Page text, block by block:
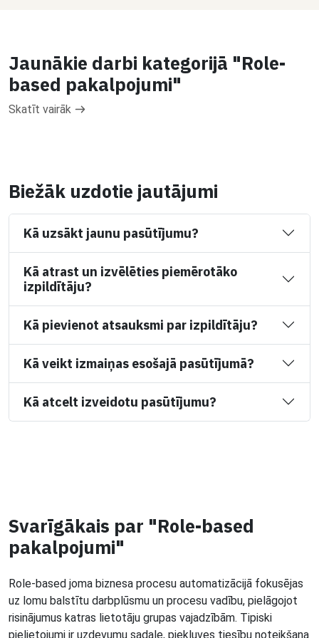
Jaunākie darbi kategorijā "Role-
based pakalpojumi"
Skatīt vairāk
Biežāk uzdotie jautājumi
Kā uzsākt jaunu pasūtījumu?
Kā atrast un izvēlēties piemērotāko
izpildītāju?
Kā pievienot atsauksmi par izpildītāju?
Kā veikt izmaiņas esošajā pasūtījumā?
Kā atcelt izveidotu pasūtījumu?
Svarīgākais par "Role-based
pakalpojumi"
Role-based joma biznesa procesu automatizācijā fokusējas
uz lomu balstītu darbplūsmu un procesu vadību, pielāgojot
risinājumus katras lietotāju grupas vajadzībām. Tipiski
pielietojumi ir uzdevumu sadale, piekļuves tiesību noteikšana